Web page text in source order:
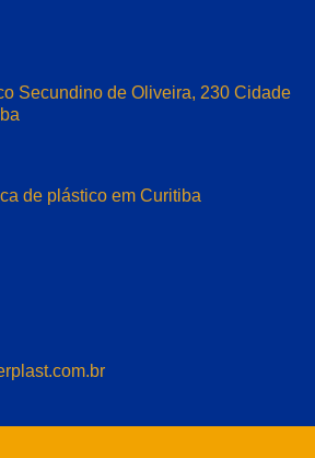
Secundino de Oliveira, 230 Cidade